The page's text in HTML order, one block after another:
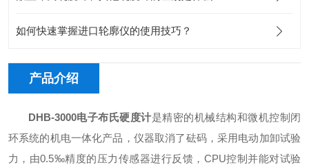
如何快速掌握进口轮廓仪的使用技巧？
产品介绍
DHB-3000电子布氏硬度计是精密的机械结构和微机控制闭
环系统的机电一体化产品，仪器取消了砝码，采用电动加卸试验
力，由0.5‰精度的压力传感器进行反馈， CPU控制并能对试验